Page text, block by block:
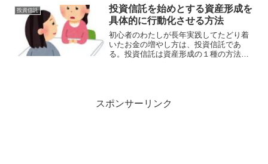
と ②変わらぬ投資行動を実践するこ
と ③変化（騒ぎの中）留まり...
投資信託
投資信託を始めとする資産形成を
具体的に行動化させる方法
初心者のわたしが長年実践してたどり着
いたお金の増やし方は、投資信託であ
る。投資信託は資産形成の１種の方法で
スポンサーリンク